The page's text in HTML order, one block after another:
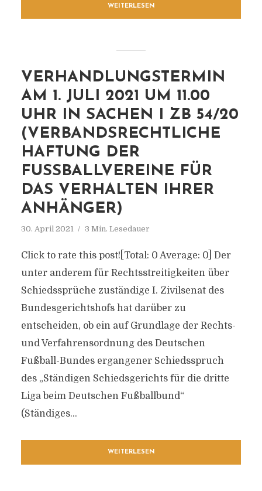
WEITERLESEN
VERHANDLUNGSTERMIN
AM 1. JULI 2021 UM 11.00
UHR IN SACHEN I ZB 54/20
(VERBANDSRECHTLICHE
HAFTUNG DER
FUSSBALLVEREINE FÜR D
AS VERHALTEN IHRER A
NHÄNGER)
30. April 2021 3 Min. Lesedauer
Click to rate this post![Total: 0 Average: 0] Der
unter anderem für Rechtsstreitigkeiten über
Schiedssprüche zuständige I. Zivilsenat des
Bundesgerichtshofs hat darüber zu
entscheiden, ob ein auf Grundlage der Rechts-
und Verfahrensordnung des Deutschen
Fußball-Bundes ergangener Schiedsspruch
des „Ständigen Schiedsgerichts für die dritte
Liga beim Deutschen Fußballbund“
(Ständiges...
WEITERLESEN